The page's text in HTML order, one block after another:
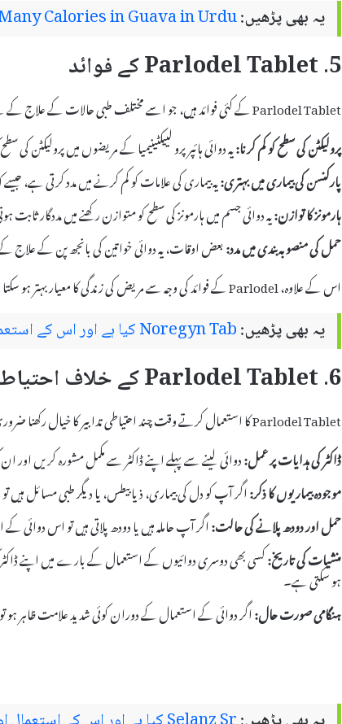
یہ بھی پڑھیں:Calories in Guava in Urdu
5. Parlodel Tablet کے فوائد
Parlodel Tablet کے کئی فوائد ہیں، جو اسے مختلف طبی حالات کے علاج کے لئے ایک مؤثر دوا بناتے ہیں۔ اس کے فوائد میں شامل ہیں:
پرولیکٹن کی سطح کو کم کرنا:یہ دوائی ہائپر پرو لییکٹینیمیا کے مریضوں میں
پارکنسن کی بیماری میں بہتری:یہ بیماری کی علامات کو کم کرنے میں مدد کرتی ہے،
ہارمونز کا توازن:یہ دوائی جسم میں ہارمونز کی سطح کو متوازن رکھنے میں مددگار ثابت
حمل کی منصوبہ بندی میں مدد:بعض اوقات، یہ دوائی خواتین کی بانجھ پن کے
اس کے علاوہ، Parlodel کے فوائد کی وجہ سے مریض کی زندگی کا معیار بہتر ہو سکتا ہے۔
یہ بھی پڑھیں:Noregyn Tab کیا ہے اور اس کے استعمال اور سائیڈ ایفیکٹس
6. Parlodel Tablet کے خلاف احتیاطی تدابیر
Parlodel Tablet کا استعمال کرتے وقت چند احتیاطی تدابیر کا خیال رکھنا ضروری ہے:
ڈاکٹر کی ہدایات پر عمل:دوائی لینے سے پہلے اپنے ڈاکٹر سے مکمل مشورہ کریں
موجودہ بیماریوں کا ذکر:اگر آپ کو دل کی بیماری، ذیابیطس، یا دیگر طبی مسائل ہیں
حمل اور دودھ پلانے کی حالت:اگر آپ حاملہ ہیں یا دودھ پلاتی ہیں تو اس
منشیات کی تاریخ:
ہو سکتی ہے۔
ہنگامی صورت حال:اگر دوائی کے استعمال کے دوران کوئی شدید علامت ظاہر ہو